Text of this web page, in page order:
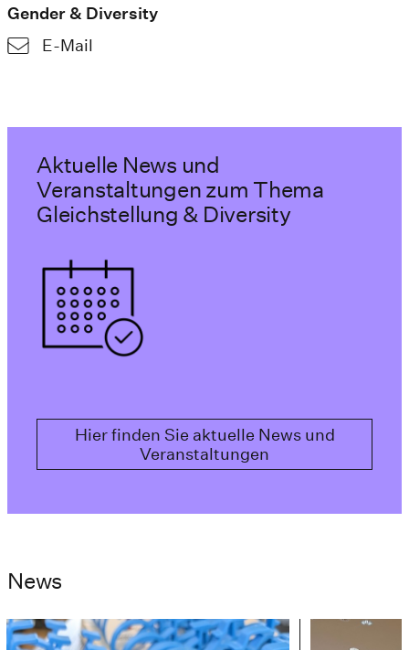
Gender & Diversity
E-Mail
Aktuelle News und
Veranstaltungen zum Thema
Gleichstellung & Diversity
Hier finden Sie aktuelle News und
Veranstaltungen
News